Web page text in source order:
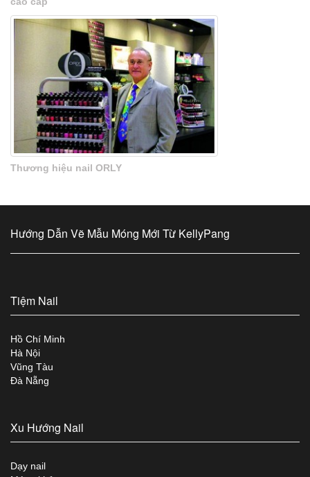
Thương hiệu nail ORLY
Hướng Dẫn Vẽ Mẫu Móng Mới Từ KellyPang
Tiệm Nail
Hồ Chí Minh
Hà Nội
Vũng Tàu
Đà Nẵng
Xu Hướng Nail
Dạy nail